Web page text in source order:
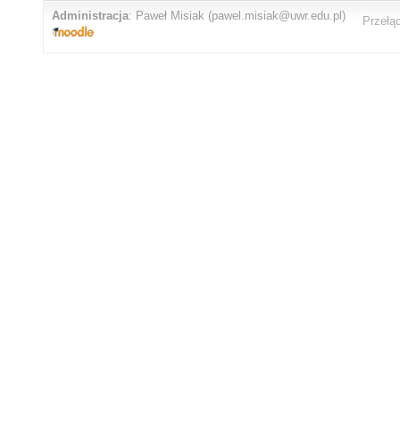
Administracja: Paweł Misiak (pawel.misiak@uwr.edu.pl)